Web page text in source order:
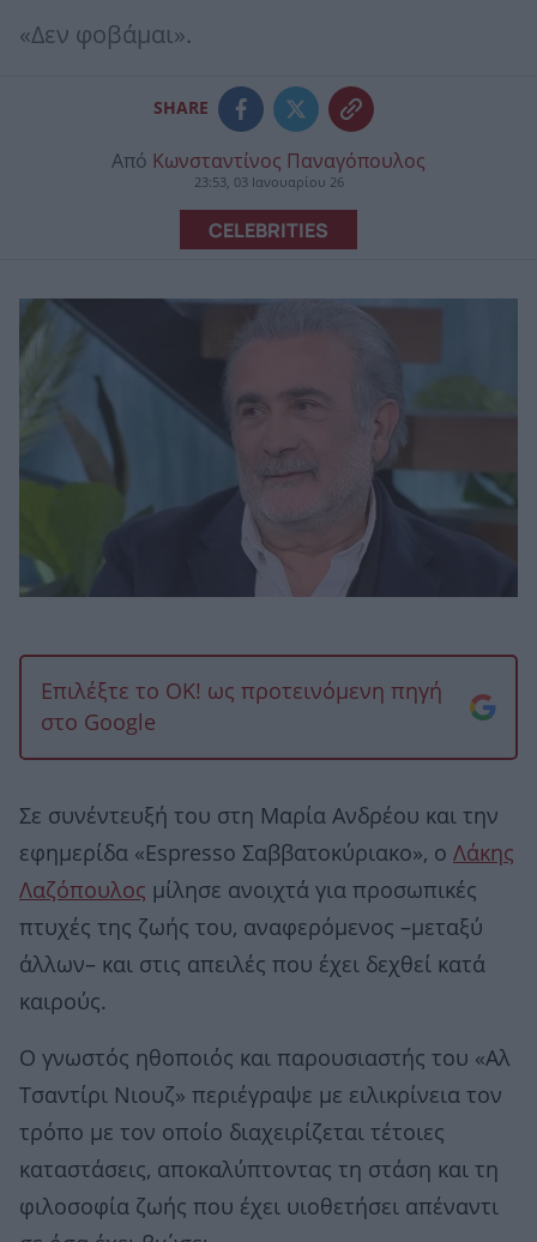
«Δεν φοβάμαι».
SHARE
Από Κωνσταντίνος Παναγόπουλος
23:53, 03 Ιανουαρίου 26
CELEBRITIES
Επιλέξτε το OK! ως προτεινόμενη πηγή
στο Google
Σε συνέντευξή του στη Μαρία Ανδρέου και την
εφημερίδα «Espresso Σαββατοκύριακο», ο Λάκης
Λαζόπουλος μίλησε ανοιχτά για προσωπικές
πτυχές της ζωής του, αναφερόμενος –μεταξύ
άλλων– και στις απειλές που έχει δεχθεί κατά
καιρούς.
Ο γνωστός ηθοποιός και παρουσιαστής του «Αλ
Τσαντίρι Νιουζ» περιέγραψε με ειλικρίνεια τον
τρόπο με τον οποίο διαχειρίζεται τέτοιες
καταστάσεις, αποκαλύπτοντας τη στάση και τη
φιλοσοφία ζωής που έχει υιοθετήσει απέναντι